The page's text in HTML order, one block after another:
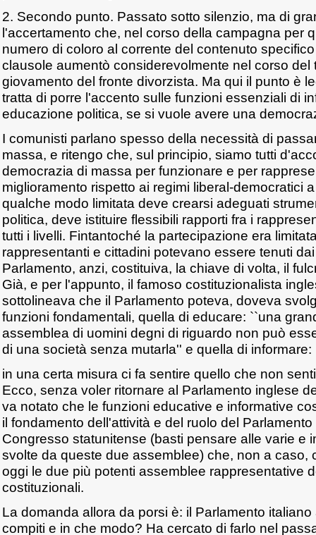
2. Secondo punto. Passato sotto silenzio, ma di
l'accertamento che, nel corso della campagna per
numero di coloro al corrente del contenuto
clausole aumentò considerevolmente nel corso del
giovamento del fronte divorzista. Ma qui il punto è
tratta di porre l'accento sulle funzioni essenziali di
educazione politica, se si vuole avere una
I comunisti parlano spesso della necessità di
massa, e ritengo che, sul principio, siamo tutti
democrazia di massa per funzionare e per
miglioramento rispetto ai regimi liberal-democratici
qualche modo limitata deve crearsi adeguati
politica, deve istituire flessibili rapporti fra i
tutti i livelli. Fintantoché la partecipazione era
rappresentanti e cittadini potevano essere tenuti
Parlamento, anzi, costituiva, la chiave di volta, il
Già, e per l'appunto, il famoso costituzionalista
sottolineava che il Parlamento poteva, doveva
funzioni fondamentali, quella di educare: ``una
assemblea di uomini degni di riguardo non può
di una società senza mutarla'' e quella di informare:
in una certa misura ci fa sentire quello che non
Ecco, senza voler ritornare al Parlamento inglese
va notato che le funzioni educative e informative
il fondamento dell'attività e del ruolo del
Congresso statunitense (basti pensare alle varie e
svolte da queste due assemblee) che, non a caso,
oggi le due più potenti assemblee rappresentative
costituzionali.
La domanda allora da porsi è: il Parlamento
compiti e in che modo? Ha cercato di farlo nel